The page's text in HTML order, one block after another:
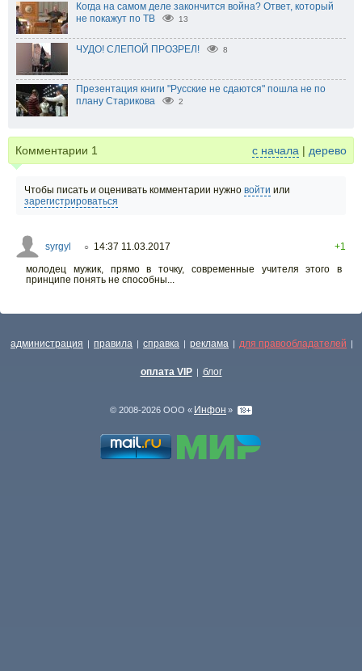
Когда на самом деле закончится война? Ответ, который
не покажут по ТВ
13
ЧУДО! СЛЕПОЙ ПРОЗРЕЛ! 8
Презентация книги "Русские не сдаются" пошла не по
плану Старикова
2
Комментарии 1 с начала | дерево
Чтобы писать и оценивать комментарии нужно войти или
зарегистрироваться
syrgyl ○ 14:37 11.03.2017
+1
молодец мужик, прямо в точку, современные учителя этого в
принципе понять не способны...
администрация | правила | справка | реклама | для правообладателей |
оплата VIP | блог
© 2008-2026 ООО « Инфон »